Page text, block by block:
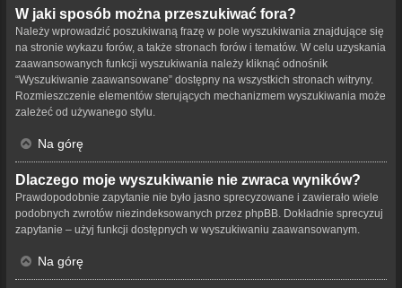
W jaki sposób można przeszukiwać fora?
Należy wprowadzić poszukiwaną frazę w pole wyszukiwania znajdujące się
na stronie wykazu forów, a także stronach forów i tematów. W celu uzyskania
zaawansowanych funkcji wyszukiwania należy kliknąć odnośnik
“Wyszukiwanie zaawansowane” dostępny na wszystkich stronach witryny.
Rozmieszczenie elementów sterujących mechanizmem wyszukiwania może
zależeć od używanego stylu.
Na górę
Dlaczego moje wyszukiwanie nie zwraca wyników?
Prawdopodobnie zapytanie nie było jasno sprecyzowane i zawierało wiele
podobnych zwrotów niezindeksowanych przez phpBB. Dokładnie sprecyzuj
zapytanie – użyj funkcji dostępnych w wyszukiwaniu zaawansowanym.
Na górę